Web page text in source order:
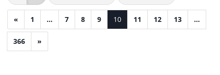
« 1 ... 7 8 9 10 11 12 13 ...
366 »